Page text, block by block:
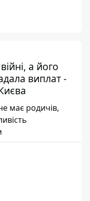
а його
виплат -
має родичів,